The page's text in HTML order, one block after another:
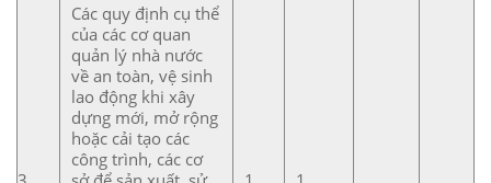
Các quy định cụ thể
của các cơ quan
quản lý nhà nước
về an toàn, vệ sinh
lao động khi xây
dựng mới, mở rộng
hoặc cải tạo các
công trình, các cơ